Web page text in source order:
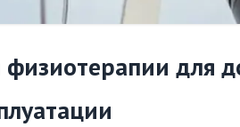
для